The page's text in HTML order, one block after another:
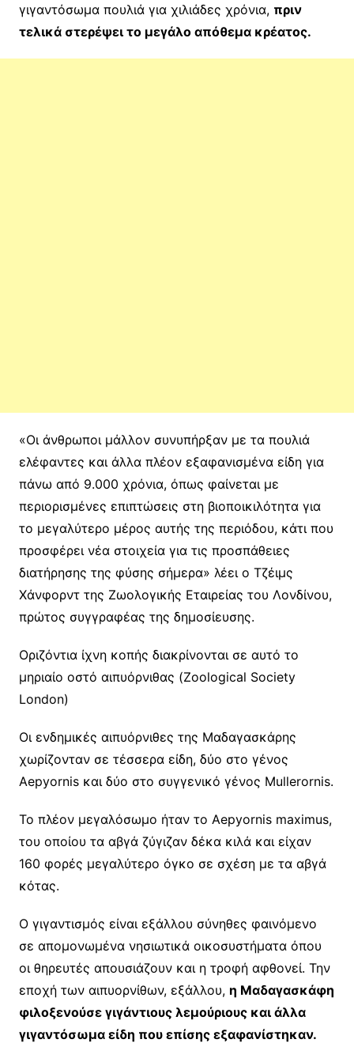
γιγαντόσωμα πουλιά για χιλιάδες χρόνια, πριν
τελικά στερέψει το μεγάλο απόθεμα κρέατος.
«Οι άνθρωποι μάλλον συνυπήρξαν με τα πουλιά
ελέφαντες και άλλα πλέον εξαφανισμένα είδη για
πάνω από 9.000 χρόνια, όπως φαίνεται με
περιορισμένες επιπτώσεις στη βιοποικιλότητα για
το μεγαλύτερο μέρος αυτής της περιόδου, κάτι που
προσφέρει νέα στοιχεία για τις προσπάθειες
διατήρησης της φύσης σήμερα» λέει ο Τζέιμς
Χάνφορντ της Ζωολογικής Εταιρείας του Λονδίνου,
πρώτος συγγραφέας της δημοσίευσης.
Οριζόντια ίχνη κοπής διακρίνονται σε αυτό το
μηριαίο οστό αιπυόρνιθας (Zoological Society
London)
Οι ενδημικές αιπυόρνιθες της Μαδαγασκάρης
χωρίζονταν σε τέσσερα είδη, δύο στο γένος
Aepyornis και δύο στο συγγενικό γένος Mullerornis.
To πλέον μεγαλόσωμο ήταν το Aepyornis maximus,
του οποίου τα αβγά ζύγιζαν δέκα κιλά και είχαν
160 φορές μεγαλύτερο όγκο σε σχέση με τα αβγά
κότας.
Ο γιγαντισμός είναι εξάλλου σύνηθες φαινόμενο
σε απομονωμένα νησιωτικά οικοσυστήματα όπου
οι θηρευτές απουσιάζουν και η τροφή αφθονεί. Την
εποχή των αιπυορνίθων, εξάλλου, η Μαδαγασκάφη
φιλοξενούσε γιγάντιους λεμούριους και άλλα
γιγαντόσωμα είδη που επίσης εξαφανίστηκαν.